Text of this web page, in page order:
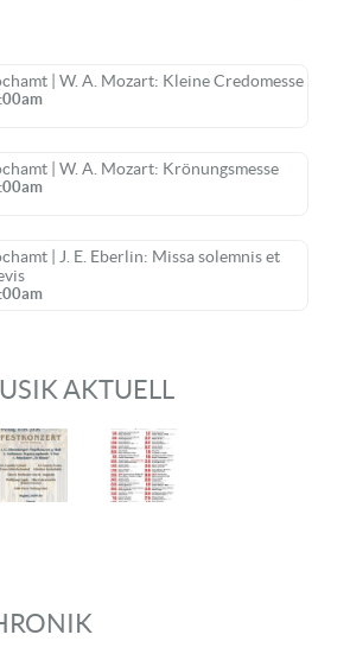
| W. A. Mozart: Kleine Credomesse
| W. A. Mozart: Krönungsmesse
| J. E. Eberlin: Missa solemnis et
AKTUELL